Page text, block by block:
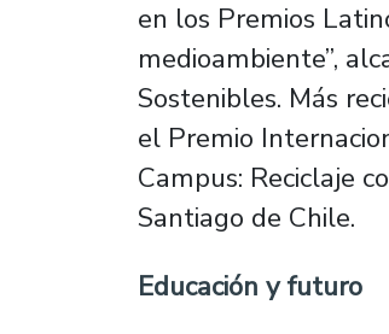
en los Premios
medioambiente”,
Sostenibles. Más
el Premio
Campus: Reciclaje
Santiago de Chile.
Educación y futuro